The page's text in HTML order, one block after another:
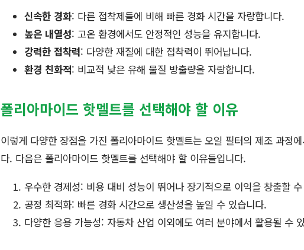
신속한 경화: 다른 접착제들에 비해 빠른 경화 시간을 자랑합니다.
높은 내열성: 고온 환경에서도 안정적인 성능을 유지합니다.
강력한 접착력: 다양한 재질에 대한 접착력이 뛰어납니다.
환경 친화적: 비교적 낮은 유해 물질 방출량을 자랑합니다.
폴리아마이드 핫멜트를 선택해야 할 이유
이렇게 다양한 장점을 가진 폴리아마이드 핫멜트는 오일 필터의 제조 과정
다. 다음은 폴리아마이드 핫멜트를 선택해야 할 이유들입니다.
우수한 경제성: 비용 대비 성능이 뛰어나 장기적으로 이익을 창출할
공정 최적화: 빠른 경화 시간으로 생산성을 높일 수 있습니다.
다양한 응용 가능성: 자동차 산업 이외에도 여러 분야에서 활용될 수